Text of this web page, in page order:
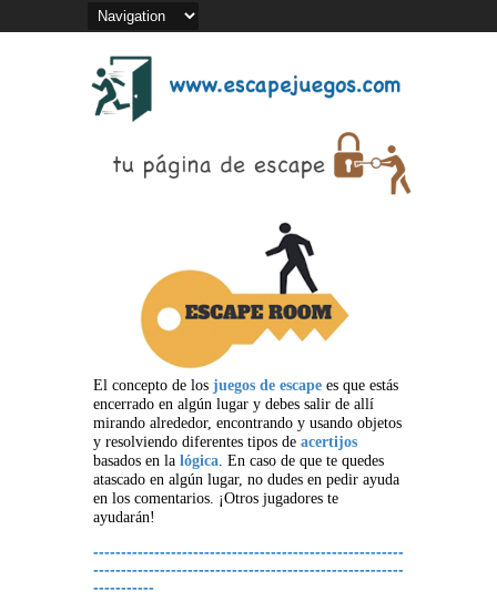
El concepto de los juegos de escape es que estás
encerrado en algún lugar y debes salir de allí
mirando alrededor, encontrando y usando objetos
y resolviendo diferentes tipos de acertijos
basados en la lógica. En caso de que te quedes
atascado en algún lugar, no dudes en pedir ayuda
en los comentarios. ¡Otros jugadores te
ayudarán!
--------------------------------------------------------
--------------------------------------------------------
-----------